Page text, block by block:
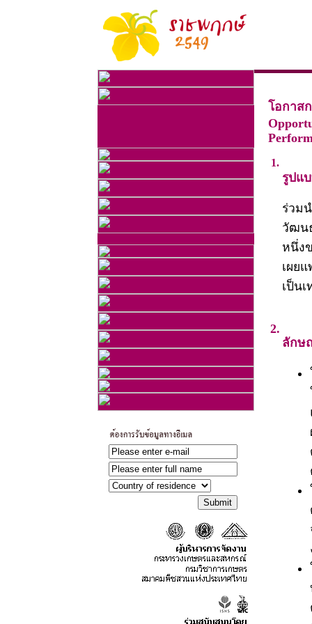
โอกาส
1.
รูปแ
ร่วม
วัฒน
หนึ่ง
เผย
เป็น
2.
ลักษ